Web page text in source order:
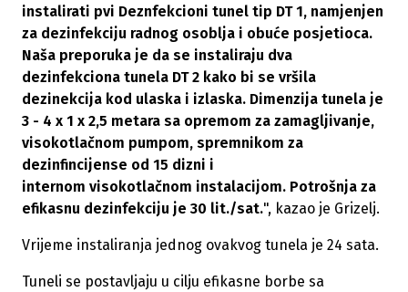
instalirati pvi Deznfekcioni tunel tip DT 1, namjenjen
za dezinfekciju radnog osoblja i obuće posjetioca.
Naša preporuka je da se instaliraju dva
dezinfekciona tunela DT 2 kako bi se vršila
dezinekcija kod ulaska i izlaska. Dimenzija tunela je
3 - 4 x 1 x 2,5 metara sa opremom za zamagljivanje,
visokotlačnom pumpom, spremnikom za
dezinfincijense od 15 dizni i
internom visokotlačnom instalacijom. Potrošnja za
efikasnu dezinfekciju je 30 lit./sat.", kazao je Grizelj.
Vrijeme instaliranja jednog ovakvog tunela je 24 sata.
Tuneli se postavljaju u cilju efikasne borbe sa